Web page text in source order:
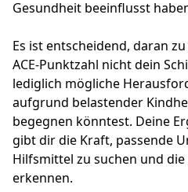
Gesundheit beeinflusst
Es ist entscheidend, daran
ACE-Punktzahl nicht dein
lediglich mögliche
aufgrund belastender
begegnen könntest. Deine
gibt dir die Kraft, passende
Hilfsmittel zu suchen und die
erkennen.